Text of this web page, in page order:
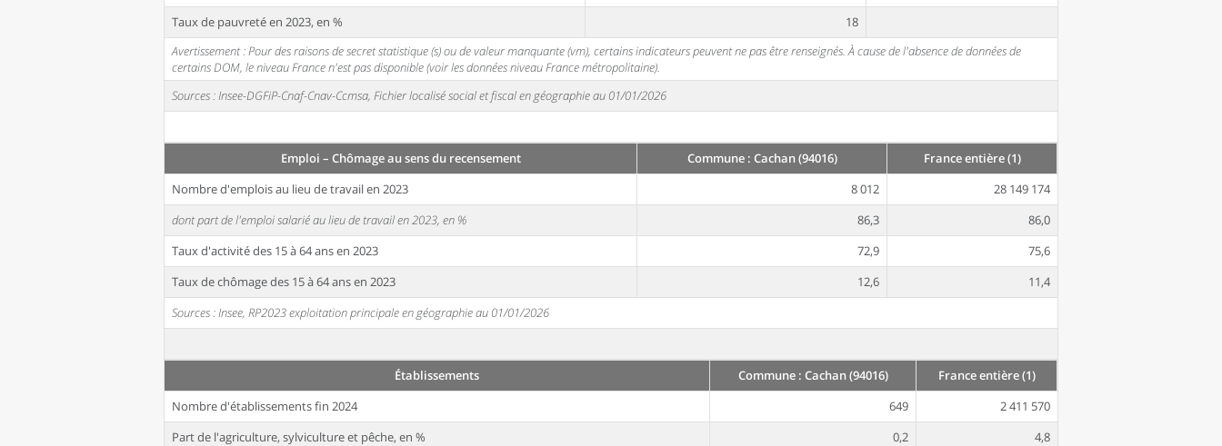
Taux de pauvreté en 2023, en %
18
Avertissement : Pour des raisons de secret statistique (s) ou de valeur manquante (vm), certains indicateurs peuvent ne pas être renseignés. À cause de l'absence de données de
certains DOM, le niveau France n'est pas disponible (voir les données niveau France métropolitaine).
Sources : Insee-DGFiP-Cnaf-Cnav-Ccmsa, Fichier localisé social et fiscal en géographie au 01/01/2026
Emploi – Chômage au sens du recensement Commune : Cachan (94016)
France entière (1)
Nombre d'emplois au lieu de travail en 2023
8 012
28 149 174
dont part de l'emploi salarié au lieu de travail en 2023, en %
86,3
86,0
Taux d'activité des 15 à 64 ans en 2023
72,9
75,6
Taux de chômage des 15 à 64 ans en 2023
12,6
11,4
Sources : Insee, RP2023 exploitation principale en géographie au 01/01/2026
Établissements Commune : Cachan (94016)
France entière (1)
Nombre d'établissements fin 2024
649
2 411 570
Part de l'agriculture, sylviculture et pêche, en %
0,2
4,8